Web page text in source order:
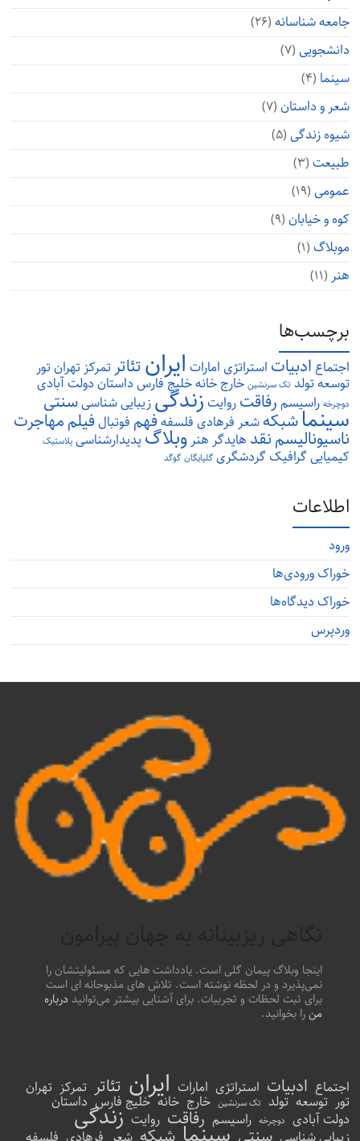
جامعه شناسانه(۲۶)
دانشجویی(۷)
سینما (۴)
شعر و داستان(۷)
شیوه زندگی(۵)
طبیعت(۳)
عمومی(۱۹)
کوه و خیابان(۹)
موبلاگ(۱)
هنر (۱۱)
برچسب‌ها
اجتماعادبیات استراتژیامارات ایرانتئاترتمرکزتهرانتور
توسعهتولد تک سرنشین خارجخانهخلیج فارسداستاندولت آبادی
دوچرخه راسیسمرفاقتروایتزندگیزیبایی شناسیسنتی
سینماشبکهشعرفرهادیفلسفهفهم فوتبالفیلممهاجرت
ناسیونالیسمنقد هایدگرهنروبلاگپدیدارشناسی پلاستیک
کیمیاییگرافیکگردشگری گلپایگان گوگد
اطلاعات
ورود
خوراک ورودی‌ها
خوراک دیدگاه‌ها
وردپرس
اینجا وبلاگ پیمان گلی است. یادداشت هایی که مسئولیتشان را
نمی‌پذیرد و در لحظه نوشته است. تلاش های مذبوحانه ای است
برای ثبت لحظات و تجربیات. برای آشنایی بیشتر می‌توانیددرباره
منرا بخوانید.
اجتماع ادبیات استراتژی امارات ایران تئاتر تمرکز تهران
تور توسعه تولد تک سرنشین خارج خانه خلیج فارس داستان
دولت آبادی دوچرخه راسیسم رفاقت روایت زندگی